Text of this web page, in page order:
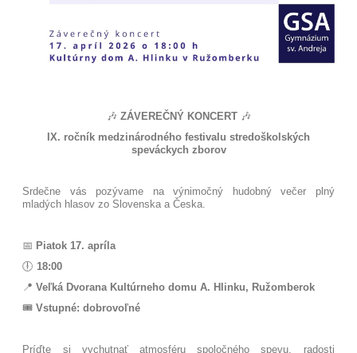
🎶 ZÁVEREČNÝ KONCERT 🎶
IX. ročník medzinárodného festivalu stredoškolských
speváckych zborov
Srdečne vás pozývame na výnimočný hudobný večer plný
mladých hlasov zo Slovenska a Česka.
📅 Piatok 17. apríla
🕕 18:00
📍 Veľká Dvorana Kultúrneho domu A. Hlinku, Ružomberok
🎟️ Vstupné: dobrovoľné
Príďte si vychutnať atmosféru spoločného spevu, radosti